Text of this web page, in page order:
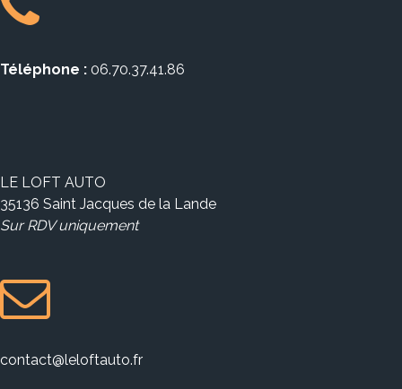
Téléphone : 06.70.37.41.86
LE LOFT AUTO
35136 Saint Jacques de la Lande
Sur RDV uniquement
contact@leloftauto.fr